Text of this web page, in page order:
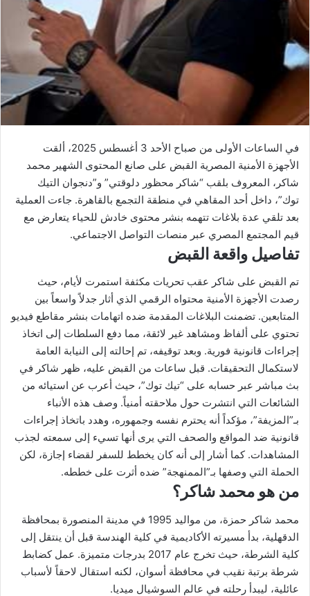
في الساعات الأولى من صباح الأحد 3 أغسطس 2025، ألقت
الأجهزة الأمنية المصرية القبض على صانع المحتوى الشهير محمد
شاكر، المعروف بلقب “شاكر محظور دلوقتي” و”دنجوان التيك
توك”، داخل أحد المقاهي في منطقة التجمع بالقاهرة. جاءت العملية
بعد تلقي عدة بلاغات تتهمه بنشر محتوى خادش للحياء يتعارض مع
قيم المجتمع المصري عبر منصات التواصل الاجتماعي.
تفاصيل واقعة القبض
تم القبض على شاكر عقب تحريات مكثفة استمرت لأيام، حيث
رصدت الأجهزة الأمنية محتواه الرقمي الذي أثار جدلاً واسعاً بين
المتابعين. تضمنت البلاغات المقدمة ضده اتهامات بنشر مقاطع فيديو
تحتوي على ألفاظ ومشاهد غير لائقة، مما دفع السلطات إلى اتخاذ
إجراءات قانونية فورية. وبعد توقيفه، تم إحالته إلى النيابة العامة
لاستكمال التحقيقات. قبل ساعات من القبض عليه، ظهر شاكر في
بث مباشر عبر حسابه على “تيك توك”، حيث أعرب عن استيائه من
الشائعات التي انتشرت حول ملاحقته أمنياً. وصف هذه الأنباء
بـ”المزيفة”، مؤكداً أنه يحترم نفسه وجمهوره، وهدد باتخاذ إجراءات
قانونية ضد المواقع والصحف التي يرى أنها تسيء إلى سمعته لجذب
المشاهدات. كما أشار إلى أنه كان يخطط للسفر لقضاء إجازة، لكن
الحملة التي وصفها بـ”الممنهجة” ضده أثرت على خططه.
من هو محمد شاكر؟
محمد شاكر حمزة، من مواليد 1995 في مدينة المنصورة بمحافظة
الدقهلية، بدأ مسيرته الأكاديمية في كلية الهندسة قبل أن ينتقل إلى
كلية الشرطة، حيث تخرج عام 2017 بدرجات متميزة. عمل كضابط
شرطة برتبة نقيب في محافظة أسوان، لكنه استقال لاحقاً لأسباب
عائلية، ليبدأ رحلته في عالم السوشيال ميديا.